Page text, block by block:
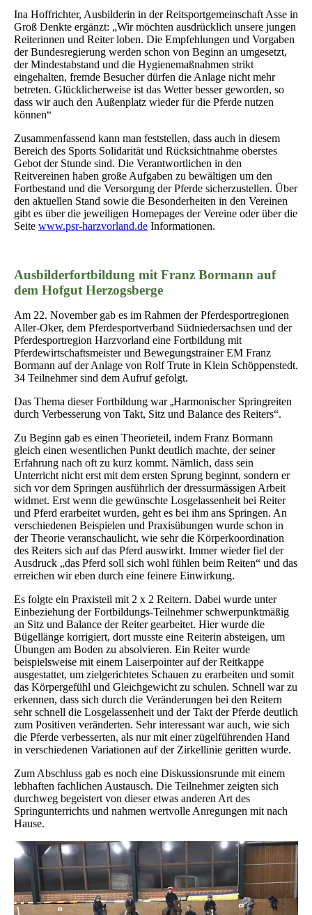
Ina Hoffrichter, Ausbilderin in der Reitsportgemeinschaft Asse in
Groß Denkte ergänzt: „Wir möchten ausdrücklich unsere jungen
Reiterinnen und Reiter loben. Die Empfehlungen und Vorgaben
der Bundesregierung werden schon von Beginn an umgesetzt,
der Mindestabstand und die Hygienemaßnahmen strikt
eingehalten, fremde Besucher dürfen die Anlage nicht mehr
betreten. Glücklicherweise ist das Wetter besser geworden, so
dass wir auch den Außenplatz wieder für die Pferde nutzen
können“
Zusammenfassend kann man feststellen, dass auch in diesem
Bereich des Sports Solidarität und Rücksichtnahme oberstes
Gebot der Stunde sind. Die Verantwortlichen in den
Reitvereinen haben große Aufgaben zu bewältigen um den
Fortbestand und die Versorgung der Pferde sicherzustellen. Über
den aktuellen Stand sowie die Besonderheiten in den Vereinen
gibt es über die jeweiligen Homepages der Vereine oder über die
Seite www.psr-harzvorland.de Informationen.
Ausbilderfortbildung mit Franz Bormann auf
dem Hofgut Herzogsberge
Am 22. November gab es im Rahmen der Pferdesportregionen
Aller-Oker, dem Pferdesportverband Südniedersachsen und der
Pferdesportregion Harzvorland eine Fortbildung mit
Pferdewirtschaftsmeister und Bewegungstrainer EM Franz
Bormann auf der Anlage von Rolf Trute in Klein Schöppenstedt.
34 Teilnehmer sind dem Aufruf gefolgt.
Das Thema dieser Fortbildung war„Harmonischer Springreiten
durch Verbesserung von Takt, Sitz und Balance des Reiters“.
Zu Beginn gab es einen Theorieteil, indem Franz Bormann
gleich einen wesentlichen Punkt deutlich machte, der seiner
Erfahrung nach oft zu kurz kommt. Nämlich, dass sein
Unterricht nicht erst mit dem ersten Sprung beginnt, sondern er
sich vor dem Springen ausführlich der dressurmässigen Arbeit
widmet. Erst wenn die gewünschte Losgelassenheit bei Reiter
und Pferd erarbeitet wurden, geht es bei ihm ans Springen. An
verschiedenen Beispielen und Praxisübungen wurde schon in
der Theorie veranschaulicht, wie sehr die Körperkoordination
des Reiters sich auf das Pferd auswirkt. Immer wieder fiel der
Ausdruck „das Pferd soll sich wohl fühlen beim Reiten“ und das
erreichen wir eben durch eine feinere Einwirkung.
Es folgte ein Praxisteil mit 2 x 2 Reitern. Dabei wurde unter
Einbeziehung der Fortbildungs-Teilnehmer schwerpunktmäßig
an Sitz und Balance der Reiter gearbeitet. Hier wurde die
Bügellänge korrigiert, dort musste eine Reiterin absteigen, um
Übungen am Boden zu absolvieren. Ein Reiter wurde
beispielsweise mit einem Laiserpointer auf der Reitkappe
ausgestattet, um zielgerichtetes Schauen zu erarbeiten und somit
das Körpergefühl und Gleichgewicht zu schulen. Schnell war zu
erkennen, dass sich durch die Veränderungen bei den Reitern
sehr schnell die Losgelassenheit und der Takt der Pferde deutlich
zum Positiven veränderten. Sehrinteressant war auch, wie sich
die Pferde verbesserten, als nur mit einer zügelführenden Hand
in verschiedenen Variationen auf der Zirkellinie geritten wurde.
Zum Abschluss gab es noch eine Diskussionsrunde mit einem
lebhaften fachlichen Austausch. Die Teilnehmer zeigten sich
durchweg begeistert von dieser etwas anderen Art des
Springunterrichts und nahmen wertvolle Anregungen mit nach
Hause.